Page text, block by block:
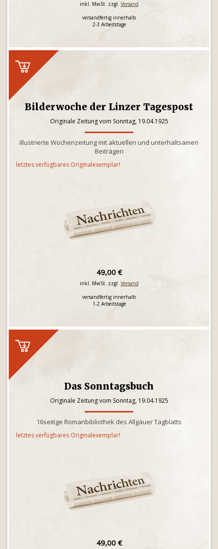
inkl. MwSt. zzgl. Versand
versandfertig innerhalb
2-3 Arbeitstage
Bilderwoche der Linzer Tagespost
Originale Zeitung vom Sonntag, 19.04.1925
illustrierte Wochenzeitung mit aktuellen und unterhaltsamen
Beiträgen
letztes verfügbares Originalexemplar!
49,00 €
inkl. MwSt. zzgl. Versand
versandfertig innerhalb
1-2 Arbeitstage
Das Sonntagsbuch
Originale Zeitung vom Sonntag, 19.04.1925
16seitige Romanbibliothek des Allgäuer Tagblatts
letztes verfügbares Originalexemplar!
49,00 €